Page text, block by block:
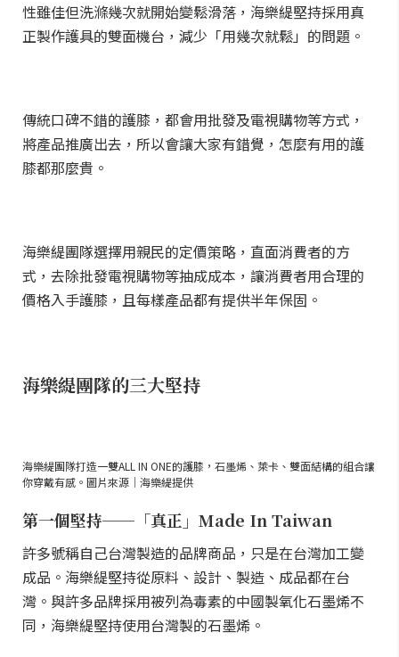
性雖佳但洗滌幾次就開始變鬆滑落，海樂緹堅持採用真
正製作護具的雙面機台，減少「用幾次就鬆」的問題。
傳統口碑不錯的護膝，都會用批發及電視購物等方式，
將產品推廣出去，所以會讓大家有錯覺，怎麼有用的護
膝都那麼貴。
海樂緹團隊選擇用親民的定價策略，直面消費者的方
式，去除批發電視購物等抽成成本，讓消費者用合理的
價格入手護膝，且每樣產品都有提供半年保固。
海樂緹團隊的三大堅持
海樂緹團隊打造一雙ALL IN ONE的護膝，石墨烯、萊卡、雙面結構的組合讓
你穿戴有感。圖片來源｜海樂緹提供
第一個堅持──「真正」Made In Taiwan
許多號稱自己台灣製造的品牌商品，只是在台灣加工變
成品。海樂緹堅持從原料、設計、製造、成品都在台
灣。與許多品牌採用被列為毒素的中國製氧化石墨烯不
同，海樂緹堅持使用台灣製的石墨烯。